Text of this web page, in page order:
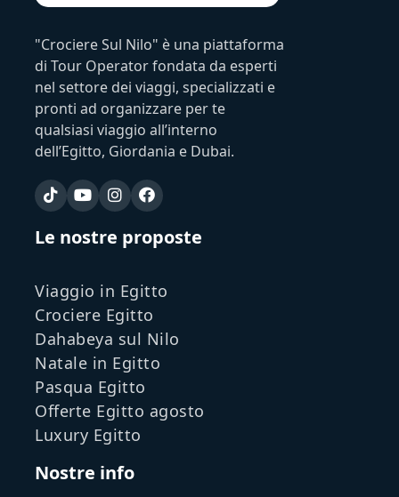
"Crociere Sul Nilo" è una piattaforma
di Tour Operator fondata da esperti
nel settore dei viaggi, specializzati e
pronti ad organizzare per te
qualsiasi viaggio all’interno
dell’Egitto, Giordania e Dubai.
Le nostre proposte
Viaggio in Egitto
Crociere Egitto
Dahabeya sul Nilo
Natale in Egitto
Pasqua Egitto
Offerte Egitto agosto
Luxury Egitto
Nostre info